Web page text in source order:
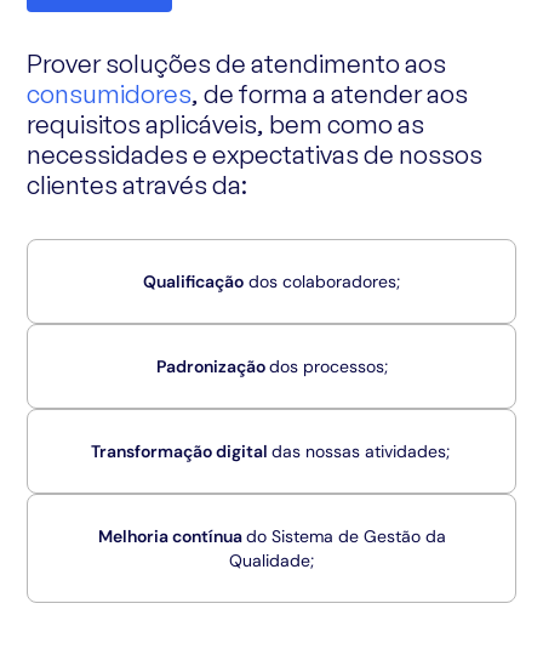
Prover soluções de atendimento aos
consumidores, de forma a atender aos
requisitos aplicáveis, bem como as
necessidades e expectativas de nossos
clientes através da:
Qualificação dos colaboradores;
Padronizaçãodos processos;
Transformação digital das nossas atividades;
Melhoria contínuado Sistema de Gestão da
Qualidade;